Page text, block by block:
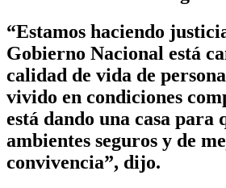
“Estamos haciendo
Gobierno Nacional está
calidad de vida de
vivido en condiciones
está dando una casa para
ambientes seguros y de
convivencia”, dijo.